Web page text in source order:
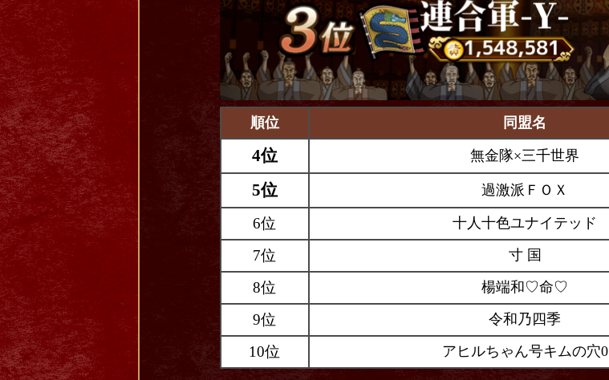
順位 同盟名
4位 無金隊×三千世界
5位 過激派ＦＯＸ
6位 十人十色ユナイテッド
7位 寸 国
8位 楊端和♡命♡
9位 令和乃四季
10位 アヒルちゃん号キムの穴0